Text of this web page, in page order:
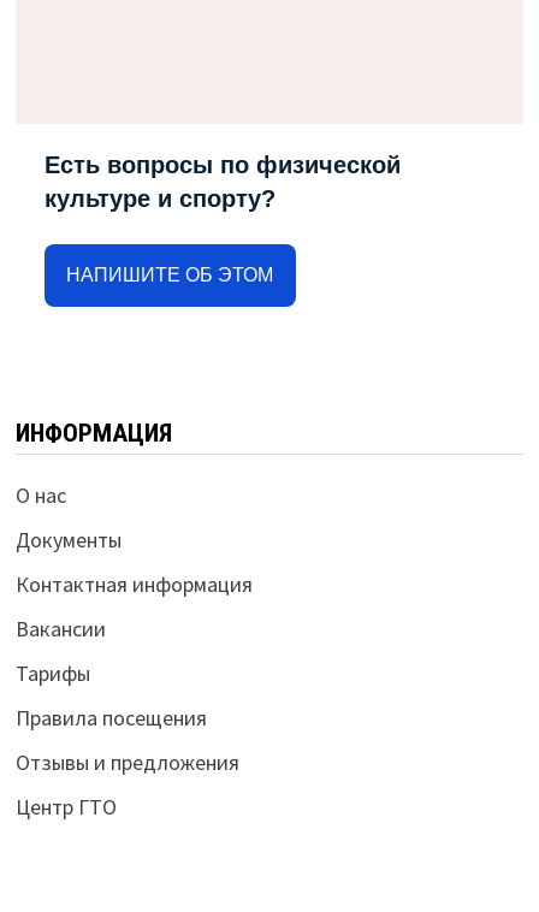
Есть вопросы по физической
культуре и спорту?
НАПИШИТЕ ОБ ЭТОМ
ИНФОРМАЦИЯ
О нас
Документы
Контактная информация
Вакансии
Тарифы
Правила посещения
Отзывы и предложения
Центр ГТО